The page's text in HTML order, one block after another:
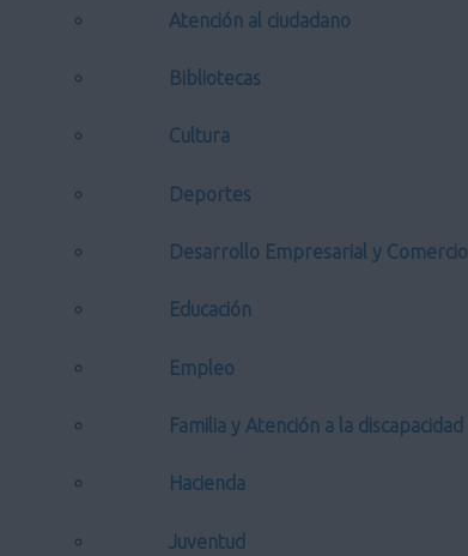
Atención al ciudadano
Bibliotecas
Cultura
Deportes
Desarrollo Empresarial y Comercio
Educación
Empleo
Familia y Atención a la discapacidad
Hacienda
Juventud